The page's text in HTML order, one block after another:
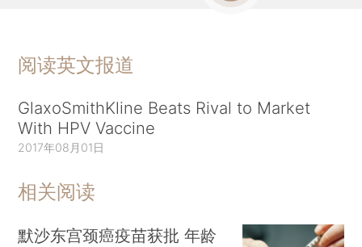
阅读英文报道
GlaxoSmithKline Beats Rival to Market
With HPV Vaccine
2017年08月01日
相关阅读
默沙东宫颈癌疫苗获批 年龄